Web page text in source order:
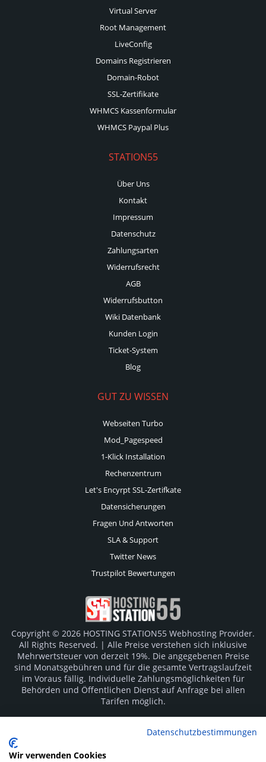
Virtual Server
Root Management
LiveConfig
Domains Registrieren
Domain-Robot
SSL-Zertifikate
WHMCS Kassenformular
WHMCS Paypal Plus
STATION55
Über Uns
Kontakt
Impressum
Datenschutz
Zahlungsarten
Widerrufsrecht
AGB
Widerrufsbutton
Wiki Datenbank
Kunden Login
Ticket-System
Blog
GUT ZU WISSEN
Webseiten Turbo
Mod_Pagespeed
1-Klick Installation
Rechenzentrum
Let's Encyrpt SSL-Zertifkate
Datensicherungen
Fragen Und Antworten
SLA & Support
Twitter News
Trustpilot Bewertungen
Copyright © 2026 HOSTING STATION55 Webhosting Provider.
All Rights Reserved. | Alle Preise verstehen sich inklusive
Mehrwertsteuer von derzeit 19%. Die angegebenen Preise
sind Monatsgebühren und für die gesamte Vertragslaufzeit
im Voraus fällig. Individuelle Zahlungsmöglichkeiten für
Behörden und Öffentlichen Dienst auf Anfrage bei allen
Tarifen möglich.
Hersteller. Irrtümer vorbehalten.Datenschutzbestimmungen
Wir verwenden Cookies